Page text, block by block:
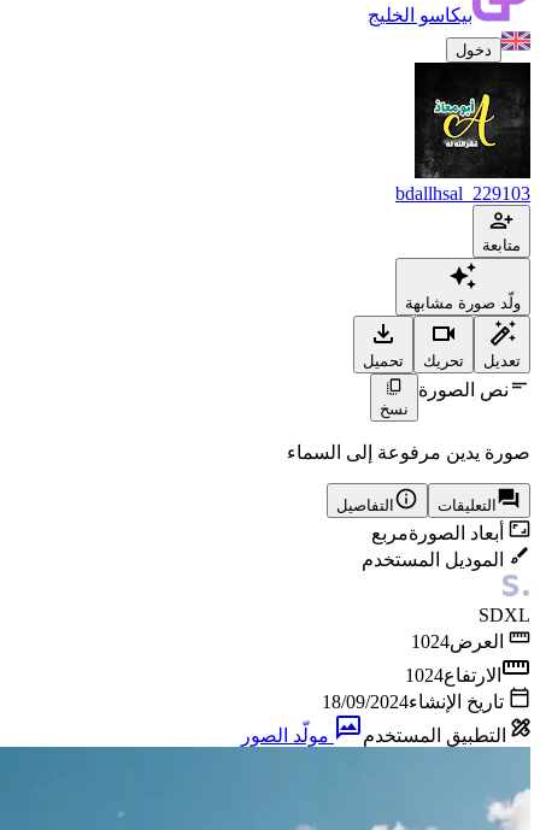
بيكاسو الخليج
دخول
bdallhsal_229103
متابعة
ولّد صورة مشابهة
تعديل تحريك تحميل
نص الصورة
نسخ
صورة يدين مرفوعة إلى السماء
التعليقات التفاصيل
أبعاد الصورةمربع
الموديل المستخدم
SDXL
العرض1024
الارتفاع1024
تاريخ الإنشاء18/09/2024
التطبيق المستخدم
مولّد الصور